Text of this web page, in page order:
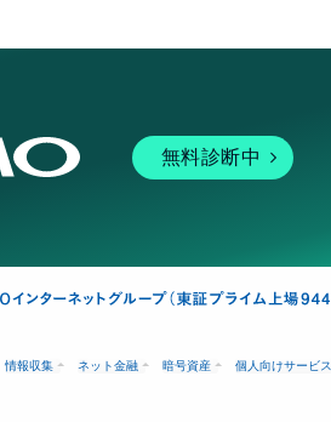
無料診断中
情報収集 ネット金融 暗号資産 個人向けサービス